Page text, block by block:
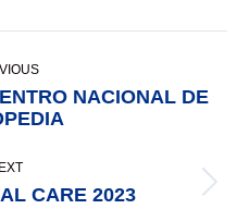
Previous
NACIONAL DE
NextCARE 2023